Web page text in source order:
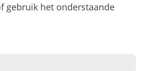
gebruik het onderstaande